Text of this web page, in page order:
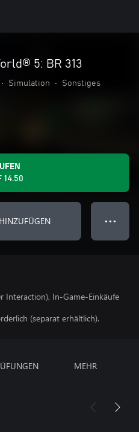
5: BR 313
• Simulation • Sonstiges
14.50
● ● ●
Interaction), In-Game-Einkäufe
(separat erhältlich).
MEHR